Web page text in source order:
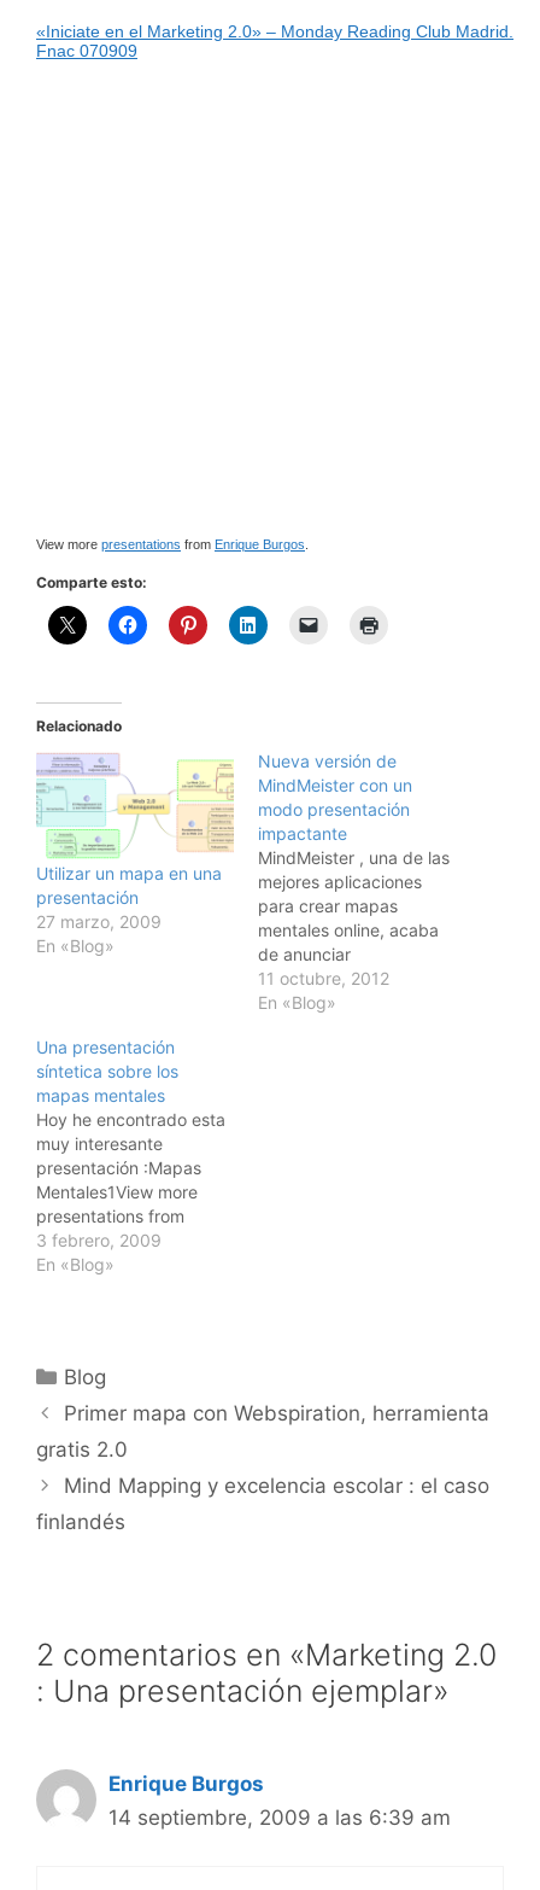
«Iniciate en el Marketing 2.0» – Monday Reading Club Madrid.
Fnac 070909
View more presentations from Enrique Burgos
Comparte esto:
Relacionado
Utilizar un mapa en una
presentación
27 marzo, 2009
En «Blog»
Nueva versión de
MindMeister con un
modo presentación
impactante
MindMeister , una de las
mejores aplicaciones
para crear mapas
mentales online, acaba
de anunciar
el lanzamiento de una
nueva versión con varias
11 octubre, 2012
En «Blog»
Una presentación
síntetica sobre los
mapas mentales
Hoy he encontrado esta
muy interesante
presentación :Mapas
Mentales1View more
presentations from
fernandorb. (tags:
mapas mentales)
3 febrero, 2009
En «Blog»
Categorías
Blog
Primer mapa con Webspiration, herramienta
gratis 2.0
Mind Mapping y excelencia escolar : el caso
finlandés
2 comentarios en «Marketing 2.0
: Una presentación ejemplar»
Enrique Burgos
14 septiembre, 2009 a las 6:39 am